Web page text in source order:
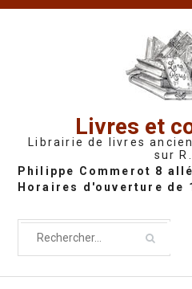
Livres et
Librairie de livres
sur